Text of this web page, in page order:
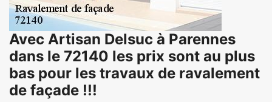
Avec Artisan Delsuc à Parennes
dans le 72140 les prix sont au plus
bas pour les travaux de ravalement
de façade !!!